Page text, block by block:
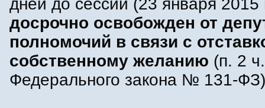
дней до сессии (23 января 2015
досрочно освобожден от
полномочий в связи с
собственному желанию (п. 2
Федерального закона № 131-